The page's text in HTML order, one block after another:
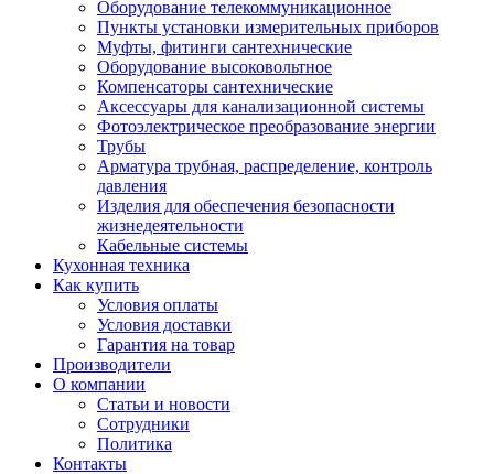
Оборудование телекоммуникационное
Пункты установки измерительных приборов
Муфты, фитинги сантехнические
Оборудование высоковольтное
Компенсаторы сантехнические
Аксессуары для канализационной системы
Фотоэлектрическое преобразование энергии
Трубы
Арматура трубная, распределение, контроль
давления
Изделия для обеспечения безопасности
жизнедеятельности
Кабельные системы
Кухонная техника
Как купить
Условия оплаты
Условия доставки
Гарантия на товар
Производители
О компании
Статьи и новости
Сотрудники
Политика
Контакты